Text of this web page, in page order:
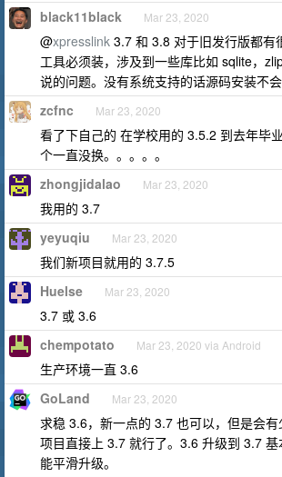
black11black Mar 23, 2020
@xpresslink 3.7 和 3.8 对于旧发行版都有
工具必须装，涉及到一些库比如 sqlite，
说的问题。没有系统支持的话源码安装不
zcfnc Mar 23, 2020
看了下自己的 在学校用的 3.5.2 到去年毕
个一直没换。。。。。
zhongjidalao Mar 23, 2020
我用的 3.7
yeyuqiu Mar 23, 2020
我们新项目就用的 3.7.5
Huelse Mar 23, 2020
3.7 或 3.6
chempotato Mar 23, 2020 via Android
生产环境一直 3.6
GoLand Mar 23, 2020
求稳 3.6，新一点的 3.7 也可以，但是会
项目直接上 3.7 就行了。3.6 升级到 3.7 基
能平滑升级。